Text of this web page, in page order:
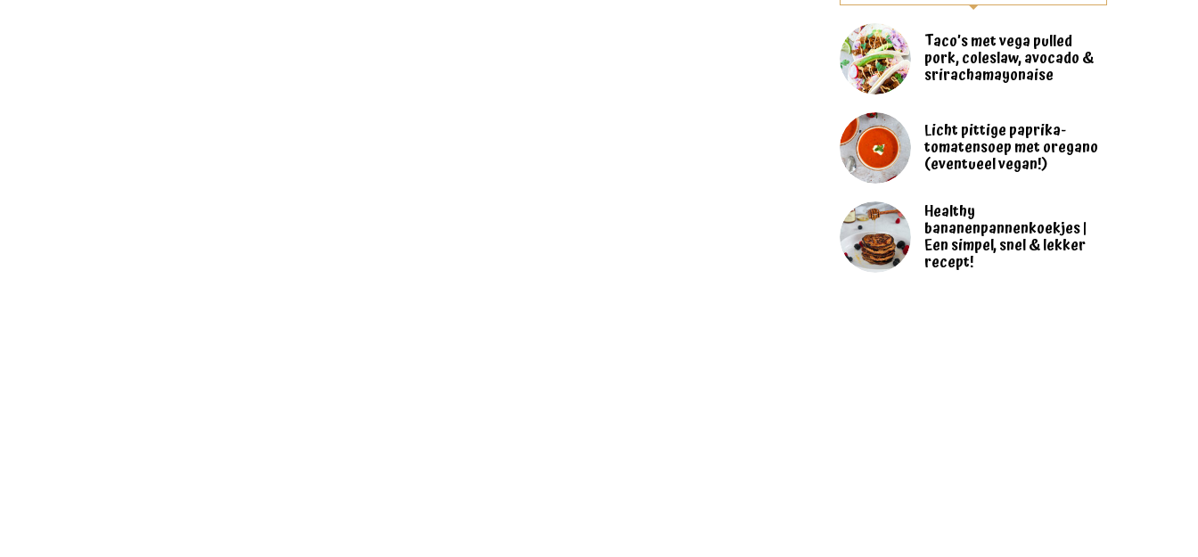
Taco’s met vega pulled
pork, coleslaw, avocado &
srirachamayonaise
Licht pittige paprika-
tomatensoep met oregano
(eventueel vegan!)
Healthy
bananenpannenkoekjes |
Een simpel, snel & lekker
recept!